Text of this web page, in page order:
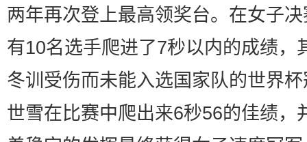
两年再次登上最高领奖台。在女子
有10名选手爬进了7秒以内的成绩，
冬训受伤而未能入选国家队的世界
世雪在比赛中爬出来6秒56的佳绩，